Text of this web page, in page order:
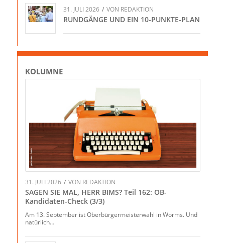
31. JULI 2026 / VON REDAKTION
RUNDGÄNGE UND EIN 10-PUNKTE-PLAN
KOLUMNE
31. JULI 2026 / VON REDAKTION
SAGEN SIE MAL, HERR BIMS? Teil 162: OB-
Kandidaten-Check (3/3)
Am 13. September ist Oberbürgermeisterwahl in Worms. Und
natürlich…